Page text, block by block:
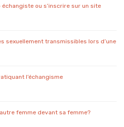
ou s’inscrire sur un site
sexuellement transmissibles lors d’une
l’échangisme
femme devant sa femme?